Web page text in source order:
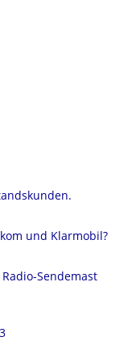
und Klarmobil?
Sendemast